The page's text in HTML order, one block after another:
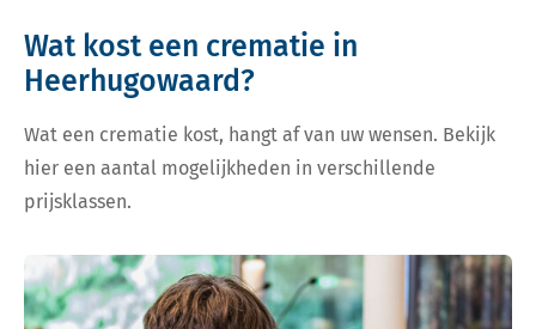
Wat kost een crematie in
Heerhugowaard?
Wat een crematie kost, hangt af van uw wensen. Bekijk
hier een aantal mogelijkheden in verschillende
prijsklassen.
Bekijk tarieven voor crematie